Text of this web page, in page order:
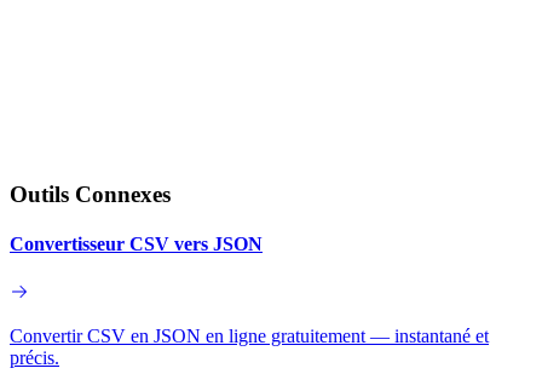
Outils Connexes
Convertisseur CSV vers JSON
Convertir CSV en JSON en ligne gratuitement — instantané et
précis.